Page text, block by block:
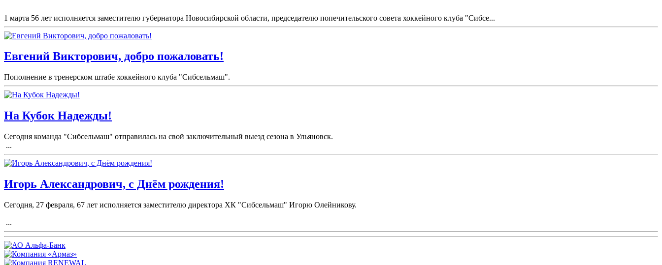
1 марта 56 лет исполняется заместителю губернатора Новосибирской области, председателю попечительского совета хоккейного клуба "Сибсе...
Евгений Викторович, добро пожаловать!
Пополнение в тренерском штабе хоккейного клуба "Сибсельмаш".
На Кубок Надежды!
Сегодня команда "Сибсельмаш" отправилась на свой заключительный выезд сезона в Ульяновск.
...
Игорь Александрович, с Днём рождения!
Сегодня, 27 февраля, 67 лет исполняется заместителю директора ХК "Сибсельмаш" Игорю Олейникову.
...